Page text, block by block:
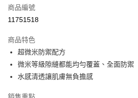
LINE Pay
街口支付
悠遊付
Google Pay
商品編號
11751518
商品特色
超微米防禦配方
微米等級隙縫都能均勻覆蓋、全面防禦
水感清透讓肌膚無負擔感